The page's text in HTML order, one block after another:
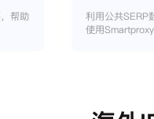
帮助
利用公共SERP
使用